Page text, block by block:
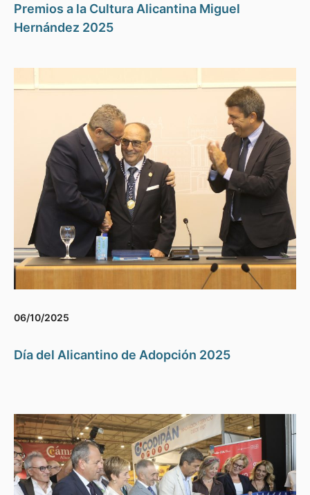
Premios a la Cultura Alicantina Miguel
Hernández 2025
06/10/2025
Día del Alicantino de Adopción 2025